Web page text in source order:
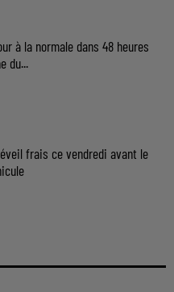
à la normale dans 48 heures
du...
frais ce vendredi avant le